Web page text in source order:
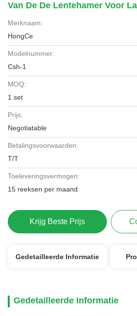
Van De De Lentehamer Voor
Merknaam:
HongCe
Modelnummer:
Csh-1
MOQ:
1 set
Prijs:
Negotiatable
Betalingsvoorwaarden:
T/T
Toeleveringsvermogen:
15 reeksen per maand
Krijg Beste Prijs
Gedetailleerde Informatie
Gedetailleerde Informatie